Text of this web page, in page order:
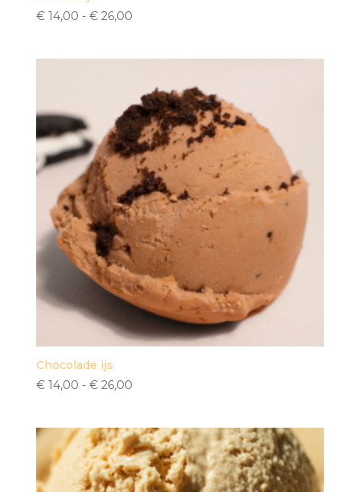
€14,00 - €26,00Prijsklasse:
Chocolade ijs
€14,00 - €26,00Prijsklasse:
€ 26,00